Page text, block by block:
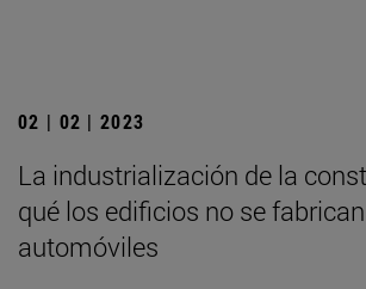
02 | 02 | 2023
La industrialización de la
qué los edificios no se
automóviles